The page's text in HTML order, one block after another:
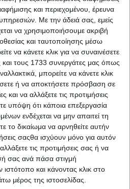
και περιεχομένου, έρευνα
Με την άδειά σας, εμείς
να χρησιμοποιήσουμε ακριβή
και ταυτοποίησης μέσω
να κάνετε κλικ για να συναινέσετε
τους 1733 συνεργάτες μας όπως
μπορείτε να κάνετε κλικ
ή να αποκτήσετε πρόσβαση σε
και να αλλάξετε τις προτιμήσεις
υπόψη ότι κάποια επεξεργασία
ενδέχεται να μην απαιτεί τη
το δικαίωμα να αρνηθείτε αυτήν
σαςθα ισχύουν μόνο για αυτόν
τις προτιμήσεις σας ή να
σας ανά πάσα στιγμή
και κάνοντας κλικ στο
μέρος της ιστοσελίδας.
απλά προγράμματα και
που δίνουν την
εστιάσει σε όσα είναι
χρόνια διεθνούς
σήμα παγκοσμίου
της ραπτομηχανής, της
ποιότητας, καθιστώντας
στον τομέα των
εξοπλισμού.
στην αγορά
θέση και